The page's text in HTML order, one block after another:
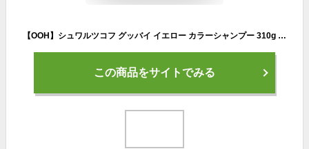
【OOH】シュワルツコフ グッバイ イエロー カラーシャンプー 310g 送料無料 ムラシャン ムラサキシャンプー グッバイイエロー 紫シャンプー 黄ばみ消し
この商品をサイトでみる